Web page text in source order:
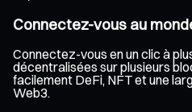
Connectez-vous au
Connectez-vous en un clic à
décentralisées sur plusieurs
facilement DeFi, NFT et une
Web3.